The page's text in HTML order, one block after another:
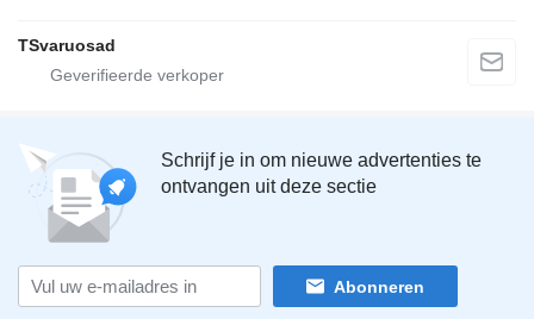
TSvaruosad
Schrijf je in om nieuwe advertenties te
ontvangen uit deze sectie
Abonneren